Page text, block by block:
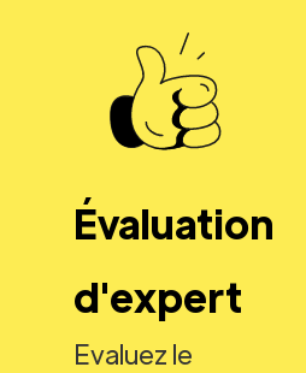
Évaluation
d'expert
Evaluez le